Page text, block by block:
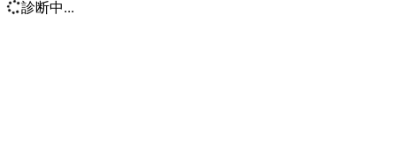
診断中...